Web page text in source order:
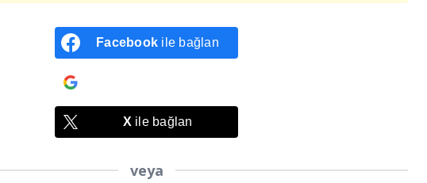
Facebook ile bağlan
X ile bağlan
veya